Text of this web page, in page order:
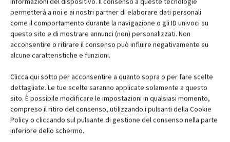
permetterà a noi e ai nostri partner di elaborare dati personali
come il comportamento durante la navigazione o gli ID univoci su
questo sito e di mostrare annunci (non) personalizzati. Non
acconsentire o ritirare il consenso può influire negativamente su
alcune caratteristiche e funzioni.
Clicca qui sotto per acconsentire a quanto sopra o per fare scelte
dettagliate. Le tue scelte saranno applicate solamente a questo
sito. È possibile modificare le impostazioni in qualsiasi momento,
compreso il ritiro del consenso, utilizzando i pulsanti della Cookie
Policy o cliccando sul pulsante di gestione del consenso nella parte
inferiore dello schermo.